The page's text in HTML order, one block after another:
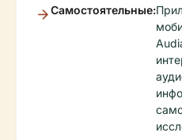
Самостоятельные: